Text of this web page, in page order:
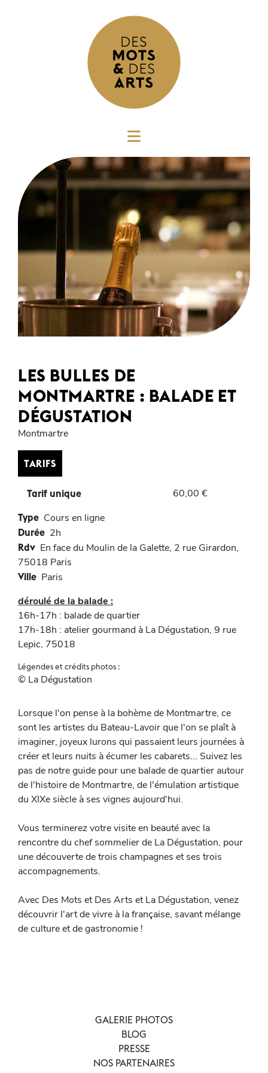
LES BULLES DE
MONTMARTRE : BALADE ET
DÉGUSTATION
Montmartre
TARIFS
Tarif unique 60,00 €
Type Cours en ligne
Durée 2h
Rdv En face du Moulin de la Galette, 2 rue Girardon,
75018 Paris
Ville Paris
déroulé de la balade :
16h-17h : balade de quartier
17h-18h : atelier gourmand à La Dégustation, 9 rue
Lepic, 75018
Légendes et crédits photos :
© La Dégustation
Lorsque l'on pense à la bohème de Montmartre, ce
sont les artistes du Bateau-Lavoir que l'on se plaît à
imaginer, joyeux lurons qui passaient leurs journées à
créer et leurs nuits à écumer les cabarets... Suivez les
pas de notre guide pour une balade de quartier autour
de l'histoire de Montmartre, de l'émulation artistique
du XIXe siècle à ses vignes aujourd'hui.
Vous terminerez votre visite en beauté avec la
rencontre du chef sommelier de La Dégustation, pour
une découverte de trois champagnes et ses trois
accompagnements.
Avec Des Mots et Des Arts et La Dégustation, venez
découvrir l'art de vivre à la française, savant mélange
de culture et de gastronomie !
GALERIE PHOTOS
BLOG
PRESSE
NOS PARTENAIRES